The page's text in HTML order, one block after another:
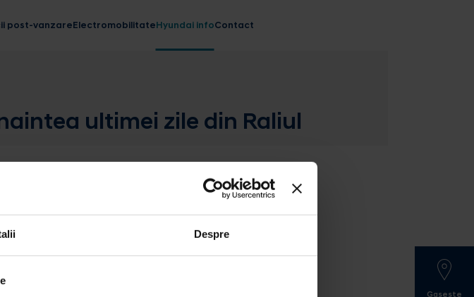
Despre
ultimei zile din Raliul
post-vanzareElectromobilitateHyundai infoContact
Gaseste